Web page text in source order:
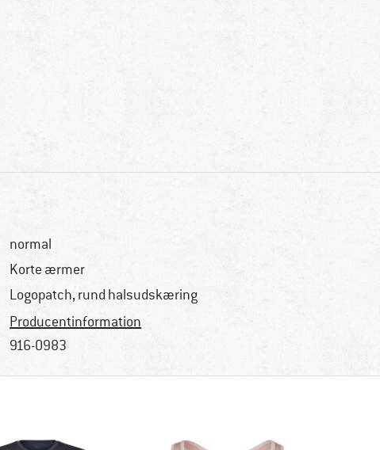
normal
Korte ærmer
Logopatch, rund halsudskæring
Producentinformation
916-0983